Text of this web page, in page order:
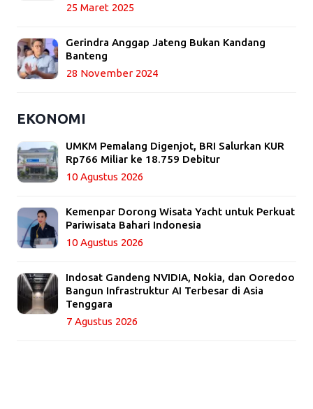
25 Maret 2025
Gerindra Anggap Jateng Bukan Kandang
Banteng
28 November 2024
EKONOMI
UMKM Pemalang Digenjot, BRI Salurkan KUR
Rp766 Miliar ke 18.759 Debitur
10 Agustus 2026
Kemenpar Dorong Wisata Yacht untuk Perkuat
Pariwisata Bahari Indonesia
10 Agustus 2026
Indosat Gandeng NVIDIA, Nokia, dan Ooredoo
Bangun Infrastruktur AI Terbesar di Asia
Tenggara
7 Agustus 2026